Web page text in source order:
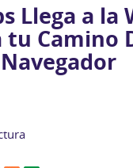
Llega a la
Camino